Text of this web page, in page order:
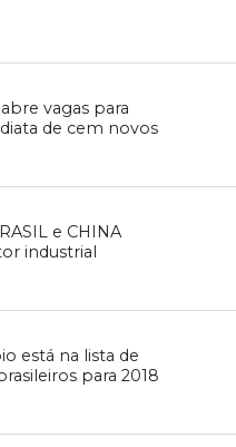
vagas para
de cem novos
e CHINA
industrial
está na lista de
para 2018